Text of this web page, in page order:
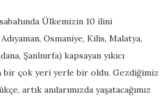
Ülkemizin 10 ilini
Osmaniye, Kilis, Malatya,
Şanlıurfa) kapsayan yıkıcı
çok yeri yerle bir oldu. Gezdiğimiz
artık anılarımızda yaşatacağımız